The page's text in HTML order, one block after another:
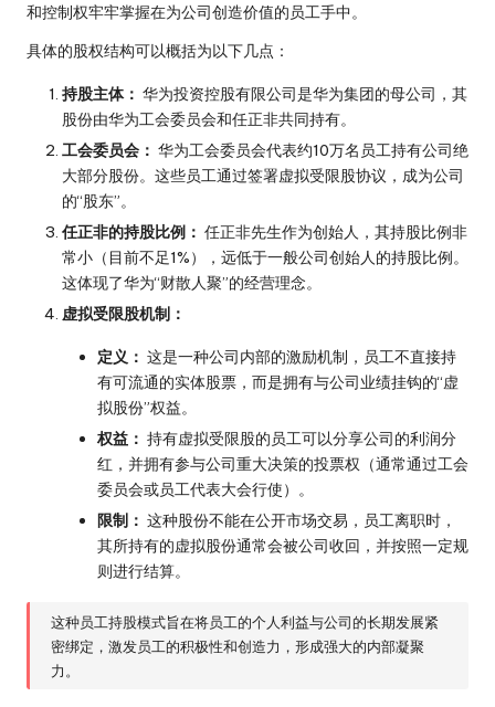
和控制权牢牢掌握在为公司创造价值的员工手中。
具体的股权结构可以概括为以下几点：
持股主体： 华为投资控股有限公司是华为集团的母公司，其
股份由华为工会委员会和任正非共同持有。
工会委员会： 华为工会委员会代表约10万名员工持有公司绝
大部分股份。这些员工通过签署虚拟受限股协议，成为公司
的“股东”。
任正非的持股比例： 任正非先生作为创始人，其持股比例非
常小（目前不足1%），远低于一般公司创始人的持股比例。
这体现了华为“财散人聚”的经营理念。
虚拟受限股机制：
定义： 这是一种公司内部的激励机制，员工不直接持
有可流通的实体股票，而是拥有与公司业绩挂钩的“虚
拟股份”权益。
权益： 持有虚拟受限股的员工可以分享公司的利润分
红，并拥有参与公司重大决策的投票权（通常通过工会
委员会或员工代表大会行使）。
限制： 这种股份不能在公开市场交易，员工离职时，
其所持有的虚拟股份通常会被公司收回，并按照一定规
则进行结算。
这种员工持股模式旨在将员工的个人利益与公司的长期发展紧
密绑定，激发员工的积极性和创造力，形成强大的内部凝聚
力。